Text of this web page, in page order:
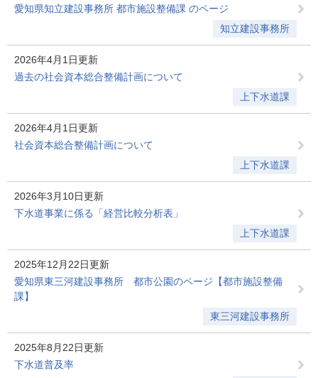
愛知県知立建設事務所 都市施設整備課 のページ
知立建設事務所
2026年4月1日更新
過去の社会資本総合整備計画について
上下水道課
2026年4月1日更新
社会資本総合整備計画について
上下水道課
2026年3月10日更新
下水道事業に係る「経営比較分析表」
上下水道課
2025年12月22日更新
愛知県東三河建設事務所 都市公園のページ【都市施設整備
課】
東三河建設事務所
2025年8月22日更新
下水道普及率